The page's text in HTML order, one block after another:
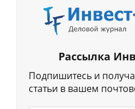
Рассылка
Подпишитесь и
статьи в вашем